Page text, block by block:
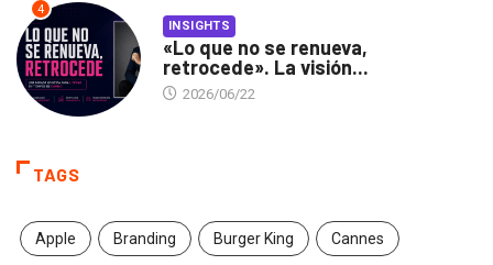
4
INSIGHTS
«Lo que no se renueva,
retrocede». La visión...
2026/06/22
TAGS
Apple Branding Burger King Cannes